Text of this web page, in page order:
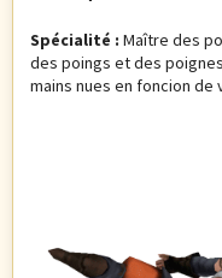
Spécialité : Maître des
des poings et des
mains nues en foncion de